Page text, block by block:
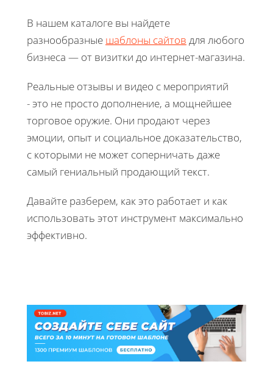
В нашем каталоге вы найдете
разнообразные шаблоны сайтов для любого
бизнеса — от визитки до интернет-магазина.
Реальные отзывы и видео с мероприятий
- это не просто дополнение, а мощнейшее
торговое оружие. Они продают через
эмоции, опыт и социальное доказательство,
с которыми не может соперничать даже
самый гениальный продающий текст.
Давайте разберем, как это работает и как
использовать этот инструмент максимально
эффективно.